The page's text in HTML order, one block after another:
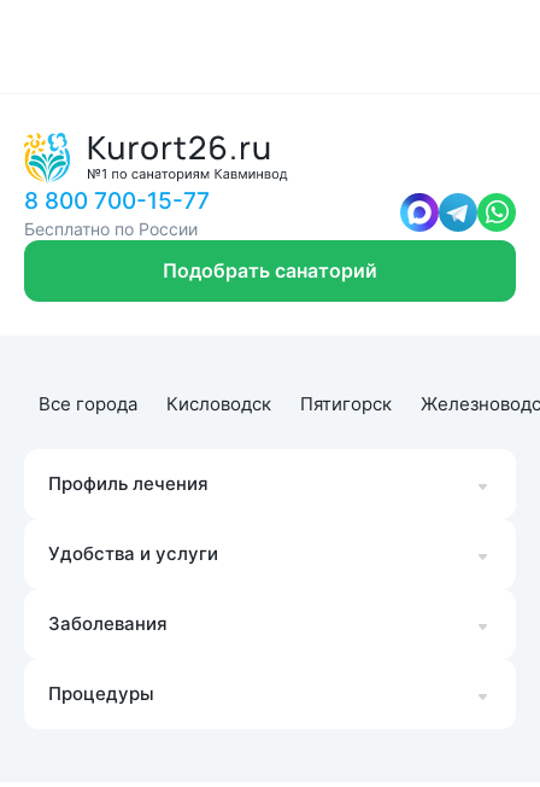
8 800 700-15-77
Бесплатно по России
Подобрать санаторий
Все города Кисловодск Пятигорск
Профиль лечения
Удобства и услуги
Заболевания
Процедуры